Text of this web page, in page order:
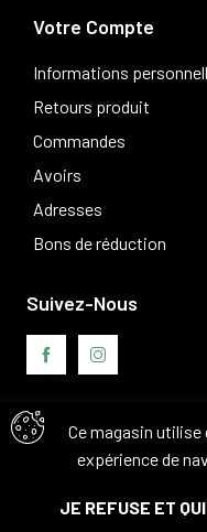
Votre Compte
Informations
Retours produit
Commandes
Avoirs
Adresses
Bons de réduction
Ce magasin
expérience de
JE REFUSE ET
Suivez-Nous
Avis clients